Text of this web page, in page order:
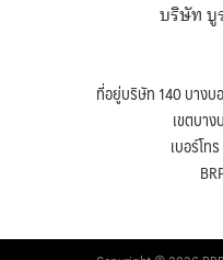
บริษัท บู
ที่อยู่บริษัท 140 บางบ
เขตบา
เบอร์โ